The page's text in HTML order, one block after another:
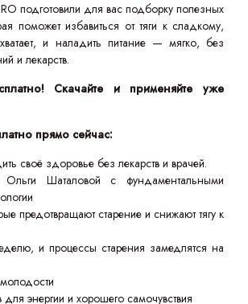
подготовили для вас подборку полезных
поможет избавиться от тяги к сладкому,
и наладить питание — мягко, без
и лекарств.
Скачайте и применяйте уже
прямо сейчас:
своё здоровье без лекарств и врачей.
Ольги Шаталовой с фундаментальными
предотвращают старение и снижают тягу к
и процессы старения замедлятся на
энергии и хорошего самочувствия